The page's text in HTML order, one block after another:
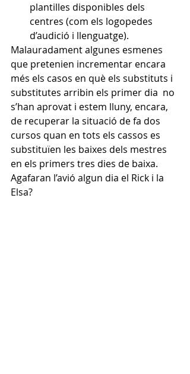
plantilles disponibles dels
centres (com els logopedes
d’audició i llenguatge).
Malauradament algunes esmenes
que pretenien incrementar encara
més els casos en què els substituts i
substitutes arribin els primer dia  no
s’han aprovat i estem lluny, encara,
de recuperar la situació de fa dos
cursos quan en tots els cassos es
substituïen les baixes dels mestres
en els primers tres dies de baixa.
Agafaran l’avió algun dia el Rick i la
Elsa?